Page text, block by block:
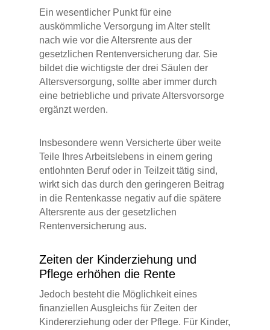
Ein wesentlicher Punkt für eine
auskömmliche Versorgung im Alter stellt
nach wie vor die Altersrente aus der
gesetzlichen Rentenversicherung dar. Sie
bildet die wichtigste der drei Säulen der
Altersversorgung, sollte aber immer durch
eine betriebliche und private Altersvorsorge
ergänzt werden.
Insbesondere wenn Versicherte über weite
Teile Ihres Arbeitslebens in einem gering
entlohnten Beruf oder in Teilzeit tätig sind,
wirkt sich das durch den geringeren Beitrag
in die Rentenkasse negativ auf die spätere
Altersrente aus der gesetzlichen
Rentenversicherung aus.
Zeiten der Kinderziehung und
Pflege erhöhen die Rente
Jedoch besteht die Möglichkeit eines
finanziellen Ausgleichs für Zeiten der
Kindererziehung oder der Pflege. Für Kinder,